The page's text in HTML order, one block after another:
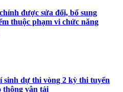
được sửa đổi, bổ sung
thuộc phạm vi chức năng
sinh dự thi vòng 2 kỳ thi tuyển
thông vận tải